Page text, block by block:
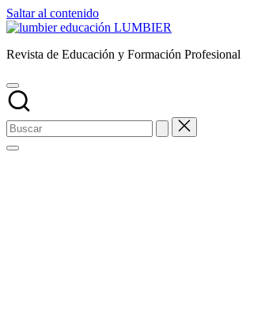
Saltar al contenido
LUMBIER
Revista de Educación y Formación Profesional